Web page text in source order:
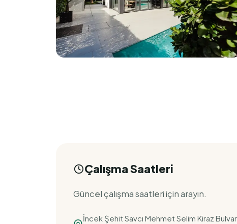
Çalışma Saatleri
Güncel çalışma saatleri için arayın.
İncek Şehit Savcı Mehmet Selim Kiraz